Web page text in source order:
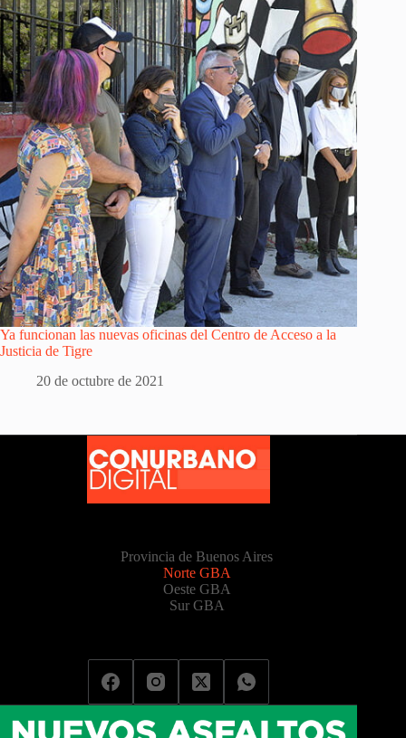
Ya funcionan las nuevas oficinas del Centro de Acceso a la
Justicia de Tigre
20 de octubre de 2021
Provincia de Buenos Aires
Norte GBA
Oeste GBA
Sur GBA